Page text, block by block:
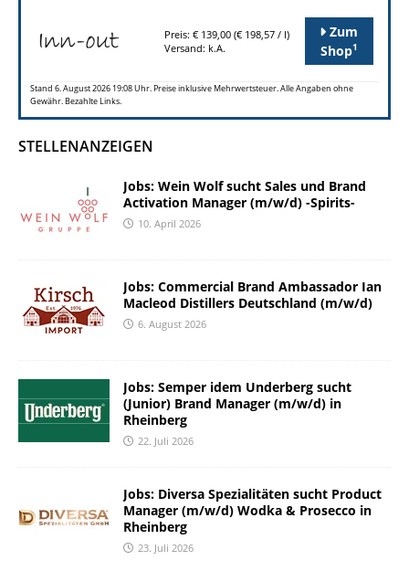
Preis: € 139,00 (€ 198,57 / l)
Versand: k.A.
Zum
Shop1
Stand 6. August 2026 19:08 Uhr. Preise inklusive Mehrwertsteuer. Alle Angaben ohne
Gewähr. Bezahlte Links.
STELLENANZEIGEN
Jobs: Wein Wolf sucht Sales und Brand
Activation Manager (m/w/d) -Spirits-
10. April 2026
Jobs: Commercial Brand Ambassador Ian
Macleod Distillers Deutschland (m/w/d)
6. August 2026
Jobs: Semper idem Underberg sucht
(Junior) Brand Manager (m/w/d) in
Rheinberg
22. Juli 2026
Jobs: Diversa Spezialitäten sucht Product
Manager (m/w/d) Wodka & Prosecco in
Rheinberg
23. Juli 2026